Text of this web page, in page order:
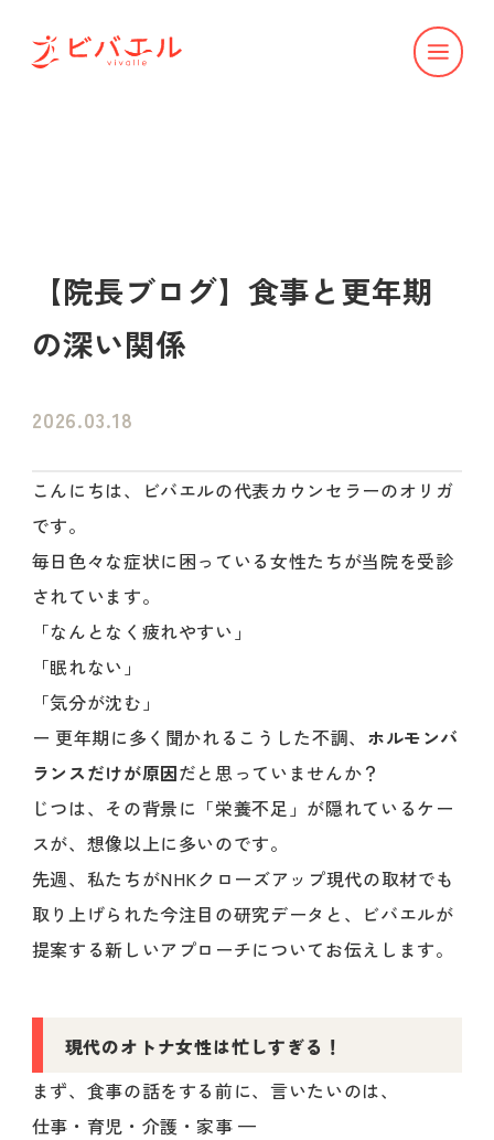
【院長ブログ】食事と更年期
の深い関係
2026.03.18
こんにちは、ビバエルの代表カウンセラーのオリガ
です。
毎日色々な症状に困っている女性たちが当院を受診
されています。
「なんとなく疲れやすい」
「眠れない」
「気分が沈む」
ー 更年期に多く聞かれるこうした不調、 ホルモンバ
ランスだけが原因だと思っていませんか？
じつは、その背景に「栄養不足」が隠れているケー
スが、想像以上に多いのです。
先週、私たちがNHKクローズアップ現代の取材でも
取り上げられた今注目の研究データと、ビバエルが
提案する新しいアプローチについてお伝えします。
現代のオトナ女性は忙しすぎる！
まず、食事の話をする前に、言いたいのは、
仕事・育児・介護・家事 —